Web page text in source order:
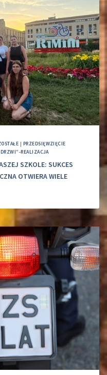
| PRZEDSIĘWZIĘCIE
REALIZACJA
SZKOLE: SUKCES
OTWIERA WIELE